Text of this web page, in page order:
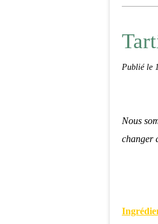
Publié le
Nous
changer